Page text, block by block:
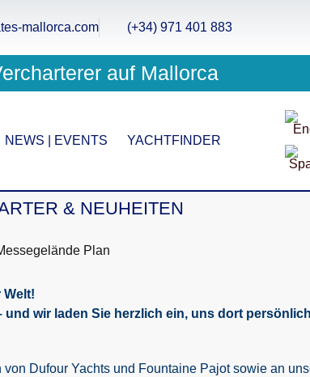
mallorca.com (+34) 971 401 883
auf Mallorca
NEWS | EVENTS YACHTFINDER
& NEUHEITEN
Welt!
wir laden Sie herzlich ein, uns dort
Dufour Yachts und Fountaine Pajot sowie an